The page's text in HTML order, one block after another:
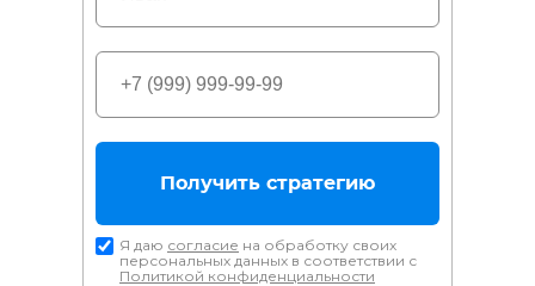
Получить стратегию
Я даю согласие на обработку своих
персональных данных в соответствии с
Политикой конфиденциальности